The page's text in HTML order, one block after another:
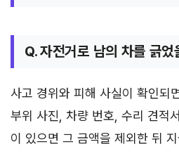
Q. 자전거로 남의 차를 긁
사고 경위와 피해 사실이 확인되
부위 사진, 차량 번호, 수리 견적
이 있으면 그 금액을 제외한 뒤